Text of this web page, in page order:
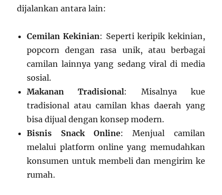
dijalankan antara lain:
Cemilan Kekinian: Seperti keripik kekinian,
popcorn dengan rasa unik, atau berbagai
camilan lainnya yang sedang viral di media
sosial.
Makanan Tradisional: Misalnya kue
tradisional atau camilan khas daerah yang
bisa dijual dengan konsep modern.
Bisnis Snack Online: Menjual camilan
melalui platform online yang memudahkan
konsumen untuk membeli dan mengirim ke
rumah.